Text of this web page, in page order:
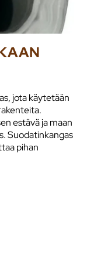
jota käytetään
estävä ja maan
Suodatinkangas
pihan